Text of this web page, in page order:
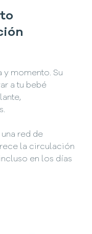
y momento. Su
a tu bebé
red de
la circulación
en los días